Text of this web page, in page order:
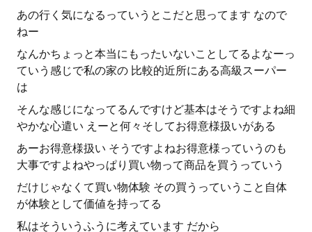
あの行く気になるっていうとこだと思ってます なので
ねー
なんかちょっと本当にもったいないことしてるよなーっ
ていう感じで私の家の 比較的近所にある高級スーパー
は
そんな感じになってるんですけど基本はそうですよね細
やかな心遣い えーと何々そしてお得意様扱いがある
あーお得意様扱い そうですよねお得意様っていうのも
大事ですよねやっぱり買い物って商品を買うっていう
だけじゃなくて買い物体験 その買うっていうこと自体
が体験として価値を持ってる
私はそういうふうに考えています だから